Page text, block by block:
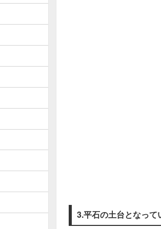
3.平石の土台となって